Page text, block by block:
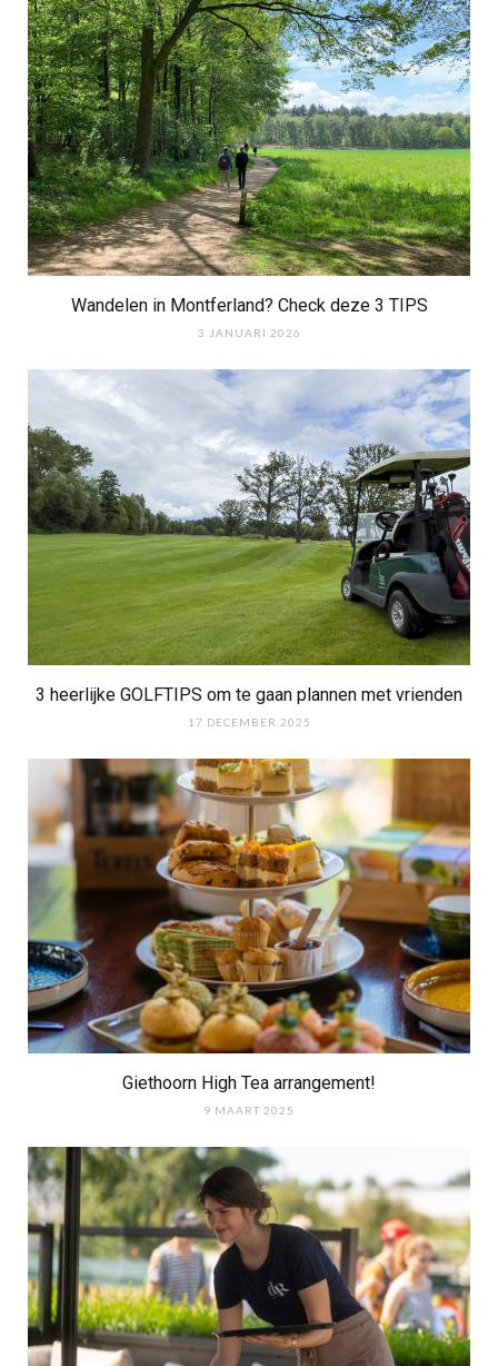
Wandelen in Montferland? Check deze 3 TIPS
3 JANUARI 2026
3 heerlijke GOLFTIPS om te gaan plannen met vrienden
17 DECEMBER 2025
Giethoorn High Tea arrangement!
9 MAART 2025